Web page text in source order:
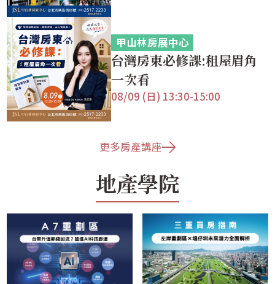
甲山林房展中心
台灣房東必修課:租屋眉角
一次看
08/09 (日) 13:30-15:00
更多房產講座
地產學院